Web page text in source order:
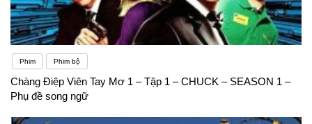
Phim Phim bộ
Chàng Điệp Viên Tay Mơ 1 – Tập 1 – CHUCK – SEASON 1 –
Phụ đề song ngữ